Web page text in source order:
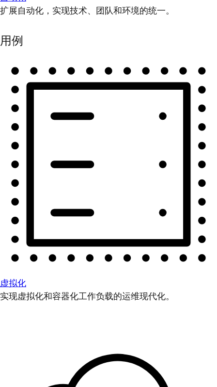
扩展自动化，实现技术、团队和环境的统一。
用例
虚拟化
实现虚拟化和容器化工作负载的运维现代化。